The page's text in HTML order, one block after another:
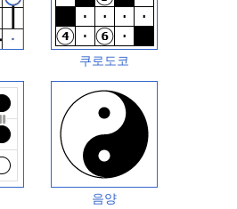
쿠로도코
음양